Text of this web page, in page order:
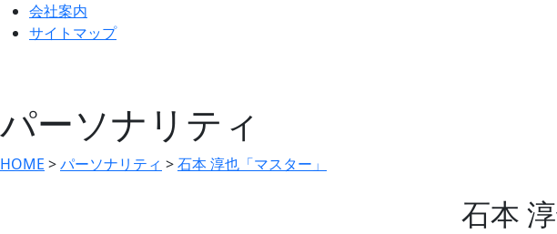
会社案内
サイトマップ
パーソナリティ
HOME >パーソナリティ >石本 淳也「マスター」
石本